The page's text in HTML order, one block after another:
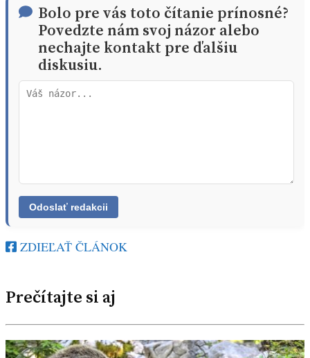
Bolo pre vás toto čítanie prínosné?
Povedzte nám svoj názor alebo
nechajte kontakt pre ďalšiu
diskusiu.
ZDIEĽAŤ ČLÁNOK
Prečítajte si aj